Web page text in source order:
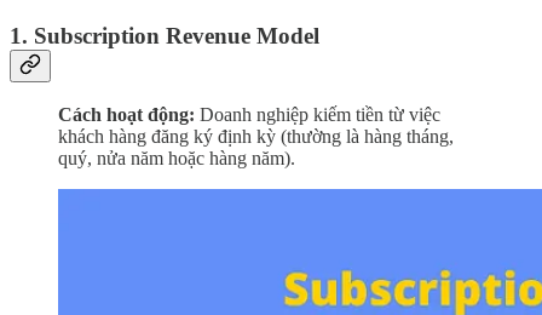
1. Subscription Revenue Model
Cách hoạt động: Doanh nghiệp kiếm tiền từ việc
khách hàng đăng ký định kỳ (thường là hàng tháng,
quý, nửa năm hoặc hàng năm).